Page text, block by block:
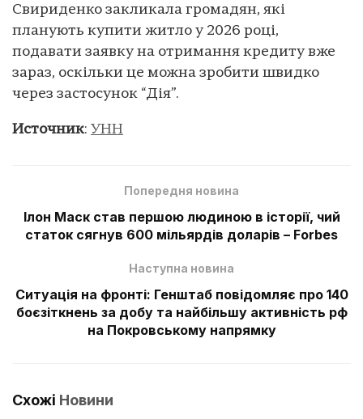
Свириденко закликала громадян, які
планують купити житло у 2026 році,
подавати заявку на отримання кредиту вже
зараз, оскільки це можна зробити швидко
через застосунок “Дія”.
Источник: УНН
Попередня новина
Ілон Маск став першою людиною в історії, чий
статок сягнув 600 мільярдів доларів – Forbes
Наступна новина
Ситуація на фронті: Генштаб повідомляє про 140
боєзіткнень за добу та найбільшу активність рф
на Покровському напрямку
Схожі Новини